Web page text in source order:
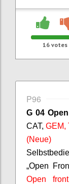
16votes
P96
G 04
CAT, GEM,
(Neue)
„Open
Open